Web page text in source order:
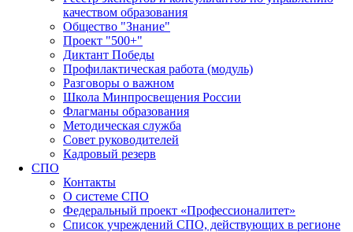
качеством образования
Общество "Знание"
Проект "500+"
Диктант Победы
Профилактическая работа (модуль)
Разговоры о важном
Школа Минпросвещения России
Флагманы образования
Методическая служба
Совет руководителей
Кадровый резерв
СПО
Контакты
О системе СПО
Федеральный проект «Профессионалитет»
Список учреждений СПО, действующих в регионе